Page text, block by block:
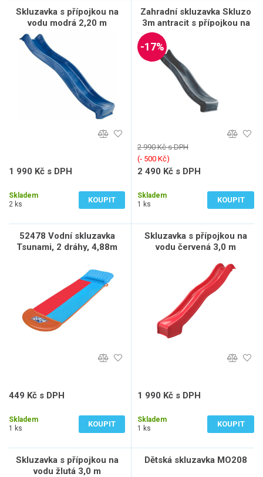
Skluzavka s přípojkou na
vodu modrá 2,20 m
1 990 Kč s DPH
Skladem
2 ks
KOUPIT
Zahradní skluzavka Skluzo
3m antracit s přípojkou na
-17%
2 990 Kč s DPH
(‐ 500 Kč)
2 490 Kč s DPH
Skladem
1 ks
KOUPIT
52478 Vodní skluzavka
Tsunami, 2 dráhy, 4,88m
449 Kč s DPH
Skladem
1 ks
KOUPIT
Skluzavka s přípojkou na
vodu červená 3,0 m
1 990 Kč s DPH
Skladem
1 ks
KOUPIT
Skluzavka s přípojkou na
vodu žlutá 3,0 m
Dětská skluzavka MO208